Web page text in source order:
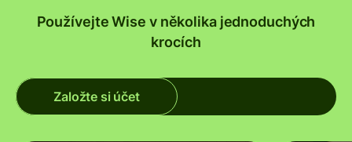
Používejte Wise v několika jednoduchých
krocích
Založte si účet